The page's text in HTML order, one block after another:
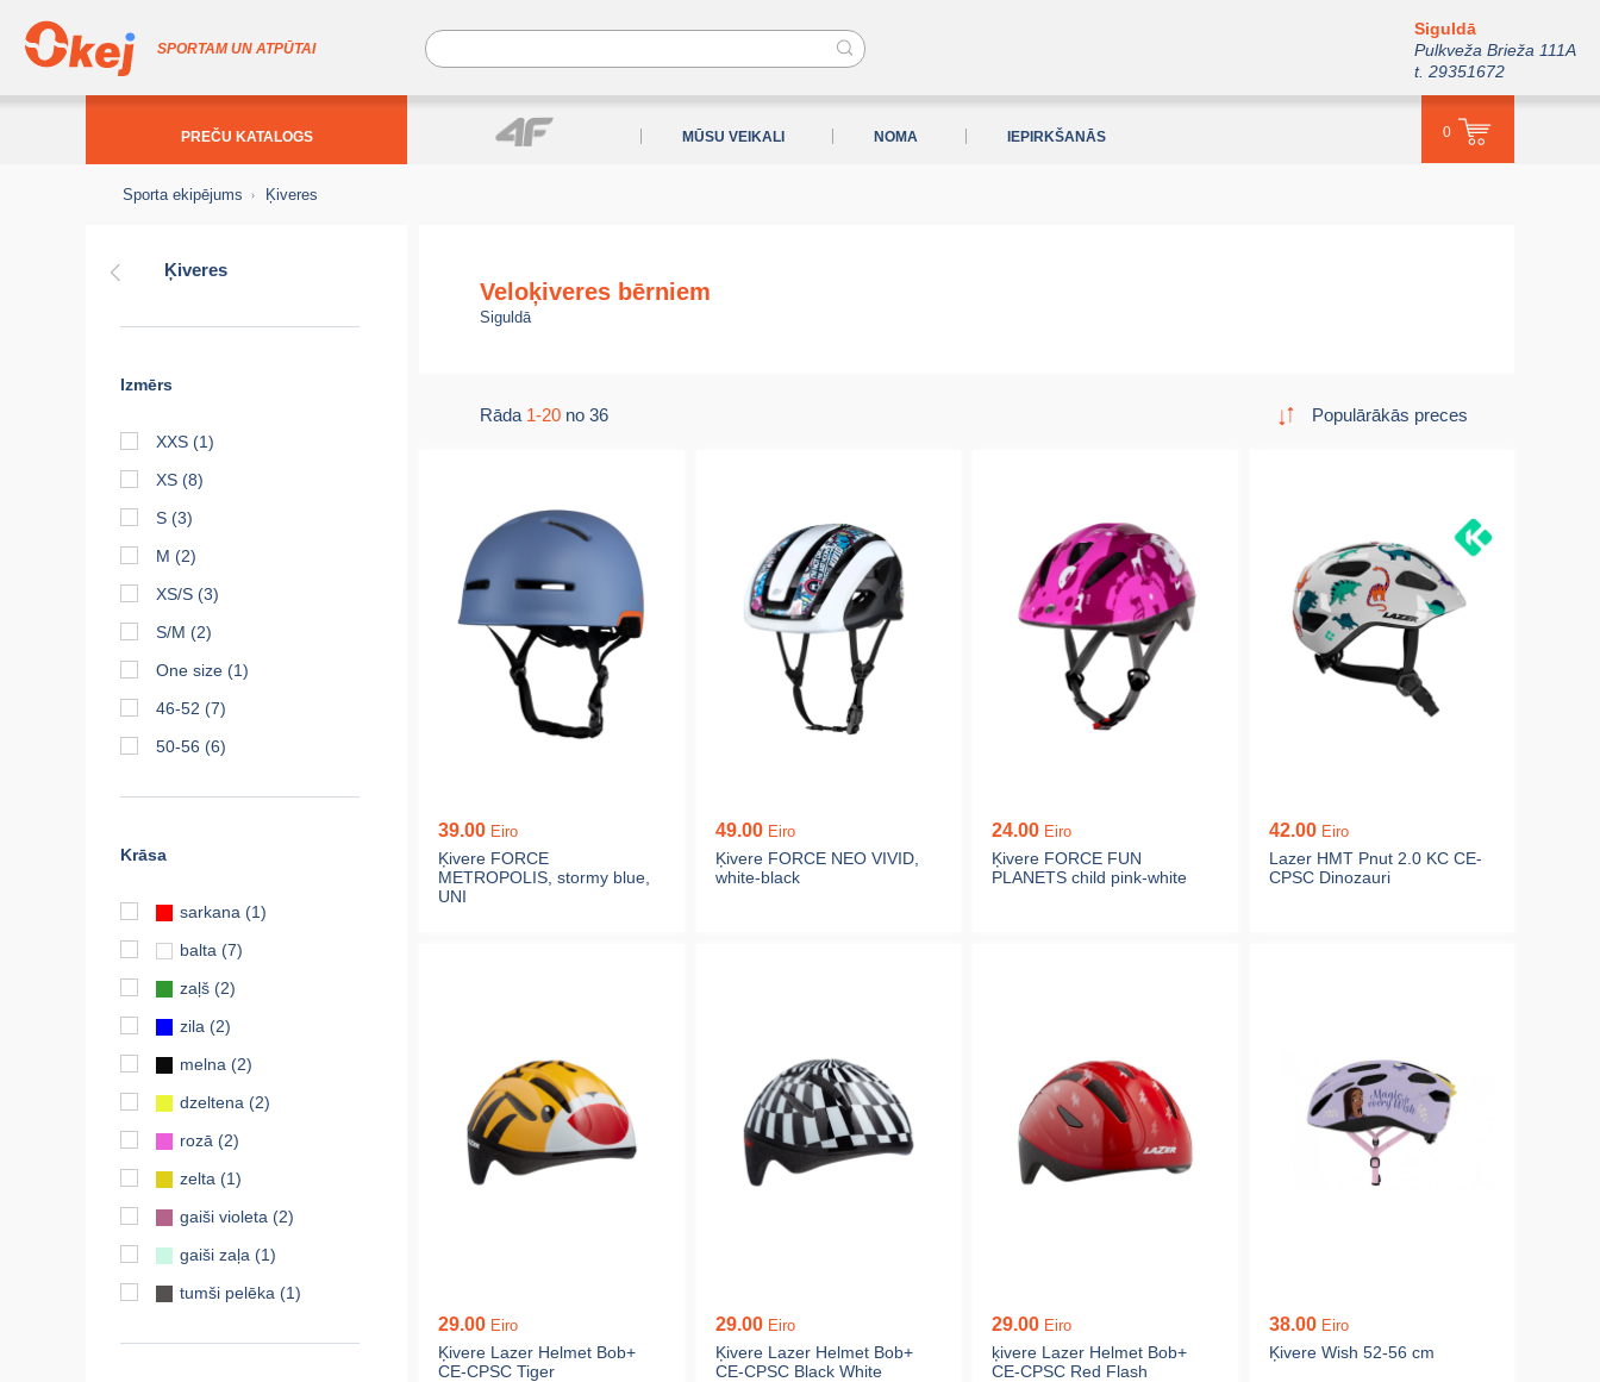
SPORTAM UN ATPŪTAI
Siguldā
Pulkveža Brieža 111A
t. 29351672
PREČU KATALOGS MŪSU VEIKALI NOMA IEPIRKŠANĀS 0
Sporta ekipējums Ķiveres
Ķiveres
Izmērs
XXS (1)
XS (8)
S (3)
M (2)
XS/S (3)
S/M (2)
One size (1)
46-52 (7)
50-56 (6)
Krāsa
sarkana (1)
balta (7)
zaļš (2)
zila (2)
melna (2)
dzeltena (2)
rozā (2)
zelta (1)
gaiši violeta (2)
gaiši zaļa (1)
tumši pelēka (1)
Veloķiveres bērniem
Siguldā
Rāda 1-20 no 36 Populārākās preces
39.00 Eiro
Ķivere FORCE
METROPOLIS, stormy blue,
UNI
49.00 Eiro
Ķivere FORCE NEO VIVID,
white-black
24.00 Eiro
Ķivere FORCE FUN
PLANETS child pink-white
42.00 Eiro
Lazer HMT Pnut 2.0 KC CE-
CPSC Dinozauri
29.00 Eiro
Ķivere Lazer Helmet Bob+
CE-CPSC Tiger
29.00 Eiro
Ķivere Lazer Helmet Bob+
CE-CPSC Black White
29.00 Eiro
ķivere Lazer Helmet Bob+
CE-CPSC Red Flash
38.00 Eiro
Ķivere Wish 52-56 cm